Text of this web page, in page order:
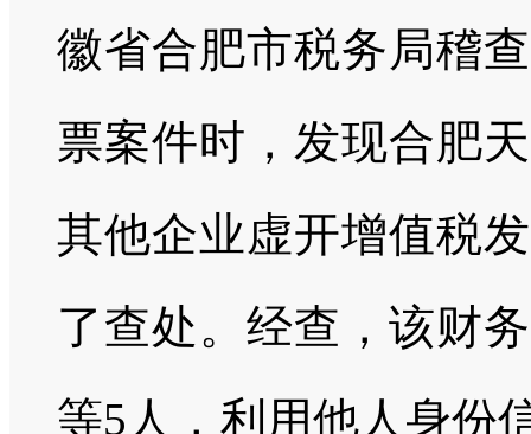
徽省合肥市税务局稽
票案件时，发现合肥
其他企业虚开增值税
了查处。经查，该财
等5人，利用他人身份